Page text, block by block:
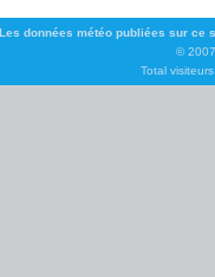
Les données météo publiées sur ce
©
Total visiteurs